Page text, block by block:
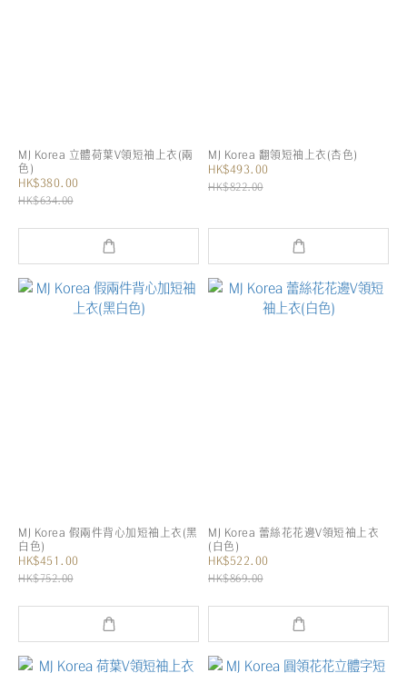
MJ Korea 立體荷葉V領短袖上衣(兩
色)
HK$380.00
HK$634.00
MJ Korea 翻領短袖上衣(杏色)
HK$493.00
HK$822.00
MJ Korea 假兩件背心加短袖上衣(黑
白色)
HK$451.00
HK$752.00
MJ Korea 蕾絲花花邊V領短袖上衣
(白色)
HK$522.00
HK$869.00